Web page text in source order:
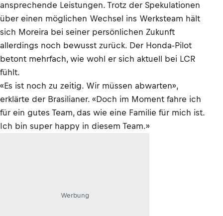
ansprechende Leistungen. Trotz der Spekulationen
über einen möglichen Wechsel ins Werksteam hält
sich Moreira bei seiner persönlichen Zukunft
allerdings noch bewusst zurück. Der Honda-Pilot
betont mehrfach, wie wohl er sich aktuell bei LCR
fühlt.
«Es ist noch zu zeitig. Wir müssen abwarten»,
erklärte der Brasilianer. «Doch im Moment fahre ich
für ein gutes Team, das wie eine Familie für mich ist.
Ich bin super happy in diesem Team.»
Werbung